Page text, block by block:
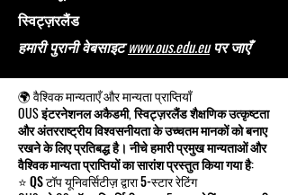
स्विट्ज़रलैंड
हमारी पुरानी वेबसाइटwww.ous.edu.euपर जाएँ
🌍 वैश्विक मान्यताएँ और मान्यता प्राप्तियाँ
OUS इंटरनेशनल अकैडमी, स्विट्ज़रलैंड शैक्षणिक उत्कृष्टता
और अंतरराष्ट्रीय विश्वसनीयता के उच्चतम मानकों को बनाए
रखने के लिए प्रतिबद्ध है। नीचे हमारी प्रमुख मान्यताओं और
वैश्विक मान्यता प्राप्तियों का सारांश प्रस्तुत किया गया है:
⭐ QS टॉप यूनिवर्सिटीज़ द्वारा 5-स्टार रेटिंग